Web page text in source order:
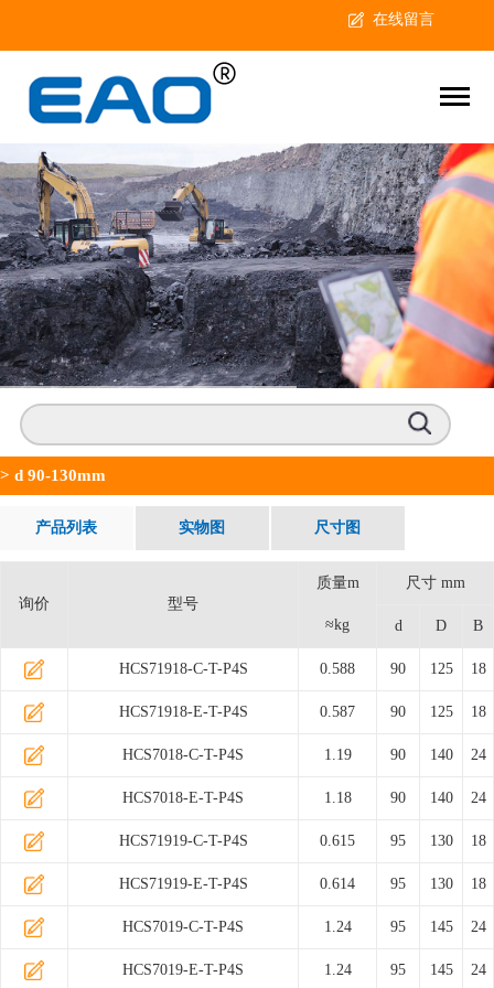
在线留言
> d 90-130mm
产品列表 实物图 尺寸图
询价 型号
质量m
≈kg
尺寸 mm
d D B
HCS71918-C-T-P4S 0.588 90 125 18
HCS71918-E-T-P4S 0.587 90 125 18
HCS7018-C-T-P4S 1.19 90 140 24
HCS7018-E-T-P4S 1.18 90 140 24
HCS71919-C-T-P4S 0.615 95 130 18
HCS71919-E-T-P4S 0.614 95 130 18
HCS7019-C-T-P4S 1.24 95 145 24
HCS7019-E-T-P4S 1.24 95 145 24